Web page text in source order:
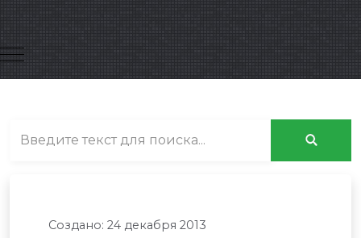
Mobile Menu Toggle
Создано: 24 декабря 2013